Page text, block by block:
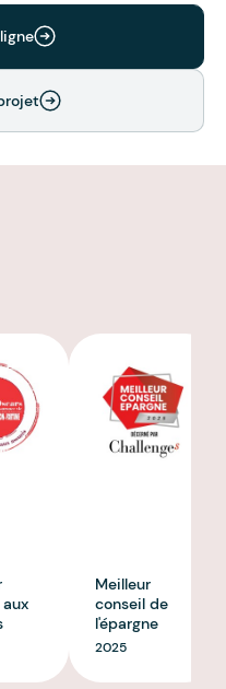
Meilleur
conseil de
l'épargne
2025